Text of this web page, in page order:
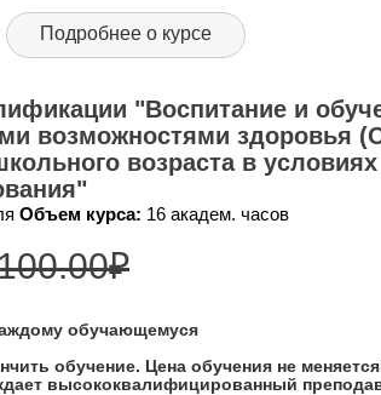
Подробнее о курсе
"Воспитание и
возможностями здоровья
возраста в условиях
Объем курса: 16 академ. часов
₽
обучающемуся
обучение. Цена обучения не
высококвалифицированный